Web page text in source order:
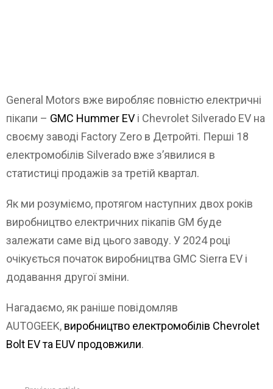
General Motors вже виробляє повністю електричні
пікапи – GMC Hummer EV і Chevrolet Silverado EV на
своєму заводі Factory Zero в Детройті. Перші 18
електромобілів Silverado вже з’явилися в
статистиці продажів за третій квартал.
Як ми розуміємо, протягом наступних двох років
виробництво електричних пікапів GM буде
залежати саме від цього заводу. У 2024 році
очікується початок виробництва GMC Sierra EV і
додавання другої зміни.
Нагадаємо, як раніше повідомляв
AUTOGEEK, виробництво електромобілів Chevrolet
Bolt EV та EUV продовжили.